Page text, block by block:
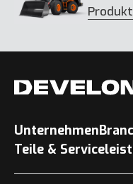
Unternehmen
Teile &